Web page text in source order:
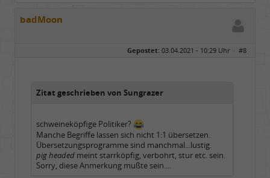
badMoon
Gepostet: 03.04.2021 - 10:29 Uhr · #8
Zitat geschrieben von Sungrazer
schweineköpfige Politiker?
Manche Begriffe lassen sich nicht 1:1 übersetzen.
Übersetzungsprogramme sind manchmal...lustig.
pig headed meint starrköpfig, verbohrt, stur etc. sein.
Sorry, diese Anmerkung mußte sein....